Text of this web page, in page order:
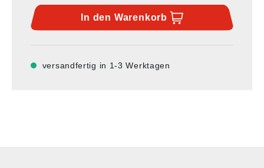
In den Warenkorb
versandfertig in 1-3 Werktagen